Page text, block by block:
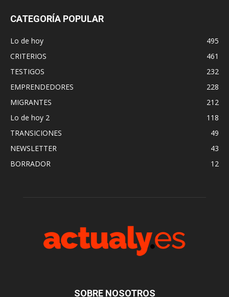
CATEGORÍA POPULAR
Lo de hoy
495
CRITERIOS
461
TESTIGOS
232
EMPRENDEDORES
228
MIGRANTES
212
Lo de hoy 2
118
TRANSICIONES
49
NEWSLETTER
43
BORRADOR
12
SOBRE NOSOTROS